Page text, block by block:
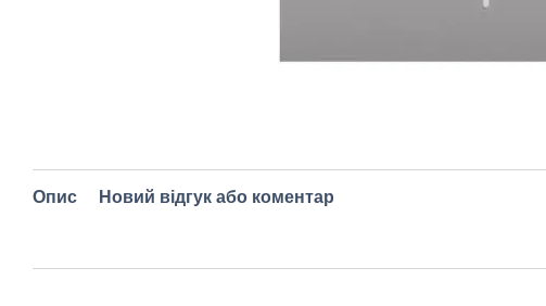
Опис Новий відгук або коментар